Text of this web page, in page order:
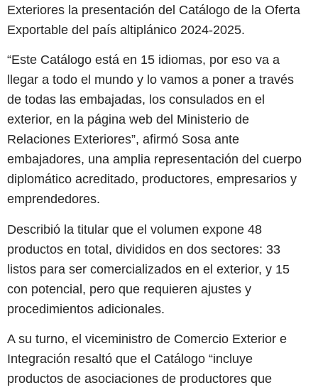
Exteriores la presentación del Catálogo de la Oferta
Exportable del país altiplánico 2024-2025.
“Este Catálogo está en 15 idiomas, por eso va a
llegar a todo el mundo y lo vamos a poner a través
de todas las embajadas, los consulados en el
exterior, en la página web del Ministerio de
Relaciones Exteriores”, afirmó Sosa ante
embajadores, una amplia representación del cuerpo
diplomático acreditado, productores, empresarios y
emprendedores.
Describió la titular que el volumen expone 48
productos en total, divididos en dos sectores: 33
listos para ser comercializados en el exterior, y 15
con potencial, pero que requieren ajustes y
procedimientos adicionales.
A su turno, el viceministro de Comercio Exterior e
Integración resaltó que el Catálogo “incluye
productos de asociaciones de productores que